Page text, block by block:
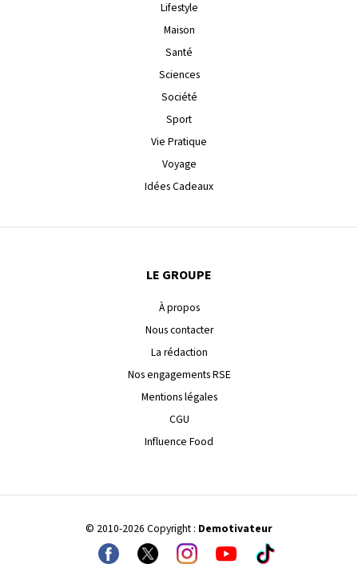
Lifestyle
Maison
Santé
Sciences
Société
Sport
Vie Pratique
Voyage
Idées Cadeaux
LE GROUPE
À propos
Nous contacter
La rédaction
Nos engagements RSE
Mentions légales
CGU
Influence Food
© 2010-2026 Copyright : Demotivateur